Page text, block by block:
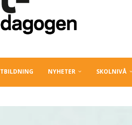
NYHETER SKOLNIVÅ